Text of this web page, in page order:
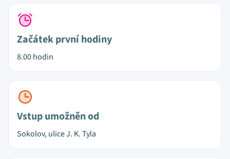
Začátek první hodiny
8.00 hodin
Vstup umožněn od
Sokolov, ulice J. K. Tyla